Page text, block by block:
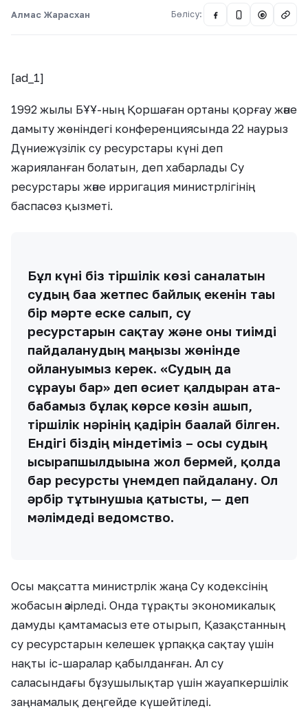
Алмас Жарасхан Бөлісу: @
[ad_1]
1992 жылы БҰҰ-ның Қоршаған ортаны қорғау және
дамыту жөніндегі конференциясында 22 наурыз
Дүниежүзілік су ресурстары күні деп
жарияланған болатын, деп хабарлады Су
ресурстары және ирригация министрлігінің
баспасөз қызметі.
Бұл күні біз тіршілік көзі саналатын
судың баға жетпес байлық екенін тағы
бір мәрте еске салып, су
ресурстарын сақтау және оны тиімді
пайдаланудың маңызы жөнінде
ойлануымыз керек. «Судың да
сұрауы бар» деп өсиет қалдырған ата-
бабамыз бұлақ көрсе көзін ашып,
тіршілік нәрінің қадірін бағалай білген.
Ендігі біздің міндетіміз – осы судың
ысырапшылдығына жол бермей, қолда
бар ресурсты үнемдеп пайдалану. Ол
әрбір тұтынушыға қатысты, — деп
мәлімдеді ведомство.
Осы мақсатта министрлік жаңа Су кодексінің
жобасын әзірледі. Онда тұрақты экономикалық
дамуды қамтамасыз ете отырып, Қазақстанның
су ресурстарын келешек ұрпаққа сақтау үшін
нақты іс-шаралар қабылданған. Ал су
саласындағы бұзушылықтар үшін жауапкершілік
заңнамалық деңгейде күшейтіледі.